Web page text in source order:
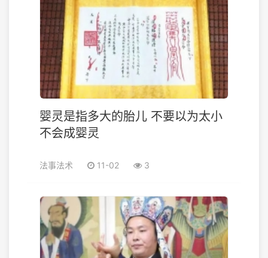
婴灵是指多大的胎儿 不要以为太小
不会成婴灵
法事法术 11-02 3